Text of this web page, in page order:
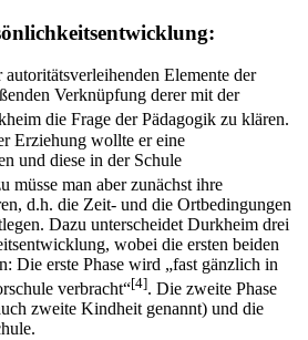
Elemente der
Verknüpfung derer mit der
die Frage der Pädagogik zu klären.
Erziehung wollte er eine
und diese in der Schule
müsse man aber zunächst ihre
d.h. die Zeit- und die Ortbedingungen
Dazu unterscheidet Durkheim drei
wobei die ersten beiden
Die erste Phase wird „fast gänzlich in
verbracht“[4]. Die zweite Phase
zweite Kindheit genannt) und die